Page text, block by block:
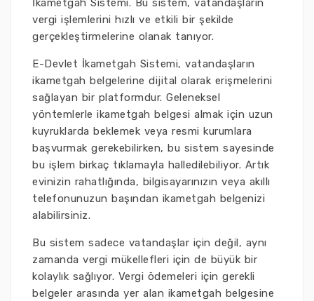
İkametgah Sistemi. Bu sistem, vatandaşların
vergi işlemlerini hızlı ve etkili bir şekilde
gerçekleştirmelerine olanak tanıyor.
E-Devlet İkametgah Sistemi, vatandaşların
ikametgah belgelerine dijital olarak erişmelerini
sağlayan bir platformdur. Geleneksel
yöntemlerle ikametgah belgesi almak için uzun
kuyruklarda beklemek veya resmi kurumlara
başvurmak gerekebilirken, bu sistem sayesinde
bu işlem birkaç tıklamayla halledilebiliyor. Artık
evinizin rahatlığında, bilgisayarınızın veya akıllı
telefonunuzun başından ikametgah belgenizi
alabilirsiniz.
Bu sistem sadece vatandaşlar için değil, aynı
zamanda vergi mükellefleri için de büyük bir
kolaylık sağlıyor. Vergi ödemeleri için gerekli
belgeler arasında yer alan ikametgah belgesine